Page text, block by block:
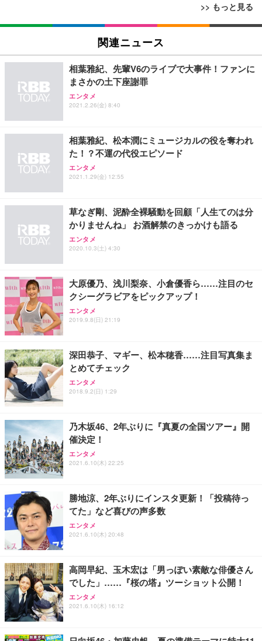
>> もっと見る
[EdoErgo] オフィスチェア 椅子 テレワーク 疲れな
い 跳ね上げ式アームレスト コンパクト 約105度ロッ
キング pc 事務椅子 360度回転 座面昇降 強化ナイロ
(黒網+黒枠+黒足)
￥5,699
SIHOO B100 オフィスチェア／デスクチェア メッシ
Sezlife オフィスチェア デスクチェア 疲れない テレ
ワーク チェア 強化バックレスト 30度ロッキング機
ョン PCチェア 通気性メッシュ ゲーミング/勉強/事
務用 おしゃれ パソコンチェア (ブラック)
￥7,680
Sezlife オフィスチェア デスクチェア 疲れない テレ
ワーク チェア 強化バックレスト 30度ロッキング機
ョン PCチェア 通気性メッシュ ゲーミング/勉強/事
務用 おしゃれ パソコンチェア (ホワイト)
ANDWINT オフィスチェア デスクチェア 肘なし メ
ッシュ 通気性 ランバーサポート付き 腰サポート ガ
ス圧無段階昇降 360度回転 キャスター付き コンパク
EIZO ビジネス向けプレミアムモニター | FlexScan
EV3240X-WT | 31.5型4K UHD・USB Type-C・ホワ
￥105,595
EIZO ビジネス向けプレミアムモニター | FlexScan
EV2740X-WT | 27.0型4K UHD・USB Type-C・ホワ
￥109,572
【純正品】27"ゲーミングモニター DualSense 充電
フック付き（CFI-ZDM1J）
【整備済み品】Dell E2724HS 27インチ 液晶モニタ
ー フルHD（1920×1080）VA 非光沢 HDMI/DisplayP
【MiniLED/24.5inch/280Hz/FHD】GRAPHT THE S
HOOTER Gaming Monitor 24” Essential ゲーミン
グモニター QD 24.5インチ 1ms FHD 量子ドット 残
Amazonベーシック ペットシーツ 薄型 レギュラー 1
回使い捨て 無香料 ホワイト 300枚
￥3,373
Amazonベーシック ペットシーツ 厚型 ワイド 42枚
ネオ・ルーライフ ネオ・オムツ L 中型犬用 26枚入
Smart Basic(スマートベーシック) 【Amazon.co.jp
限定】 Smart Basic アイリスオーヤマ ペットシーツ
アイリスオーヤマ ペットシーツ 超厚型 お徳用 レギ
ュラー 200枚入【Amazon.co.jp限定】
関連ニュース
相葉雅紀、先輩V6のライブで大事件！ファンに
まさかの土下座謝罪
エンタメ
2021.2.26(金) 8:40
相葉雅紀、松本潤にミュージカルの役を奪われ
た！？不運の代役エピソード
エンタメ
2021.1.29(金) 12:55
草なぎ剛、泥酔全裸騒動を回顧「人生てのは分
かりませんね」 お酒解禁のきっかけも語る
エンタメ
2020.10.3(土) 4:30
大原優乃、浅川梨奈、小倉優香ら……注目のセ
クシーグラビアをピックアップ！
エンタメ
2019.9.8(日) 21:19
深田恭子、マギー、松本穂香……注目写真集ま
とめてチェック
エンタメ
2018.9.2(日) 1:29
乃木坂46、2年ぶりに『真夏の全国ツアー』開
催決定！
エンタメ
2021.6.10(木) 22:25
勝地涼、2年ぶりにインスタ更新！「投稿待っ
てた」など喜びの声多数
エンタメ
2021.6.10(木) 20:48
高岡早紀、玉木宏は「男っぽい素敵な俳優さん
でした」……『桜の塔』ツーショット公開！
エンタメ
2021.6.10(木) 16:12